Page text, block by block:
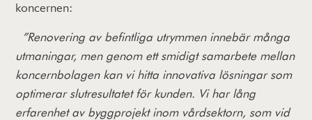
koncernen:
”Renovering av befintliga utrymmen innebär många
utmaningar, men genom ett smidigt samarbete mellan
koncernbolagen kan vi hitta innovativa lösningar som
optimerar slutresultatet för kunden. Vi har lång
erfarenhet av byggprojekt inom vårdsektorn, som vid